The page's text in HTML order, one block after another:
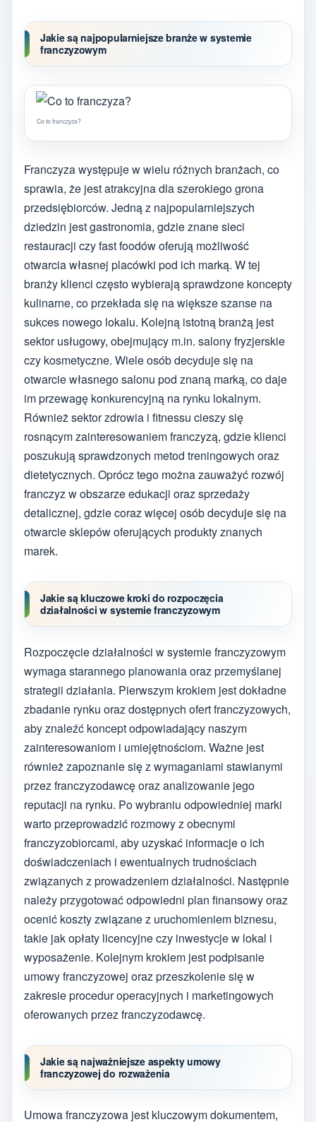
Jakie są najpopularniejsze branże w systemie
franczyzowym
Co to franczyza?
Franczyza występuje w wielu różnych branżach, co
sprawia, że jest atrakcyjna dla szerokiego grona
przedsiębiorców. Jedną z najpopularniejszych
dziedzin jest gastronomia, gdzie znane sieci
restauracji czy fast foodów oferują możliwość
otwarcia własnej placówki pod ich marką. W tej
branży klienci często wybierają sprawdzone koncepty
kulinarne, co przekłada się na większe szanse na
sukces nowego lokalu. Kolejną istotną branżą jest
sektor usługowy, obejmujący m.in. salony fryzjerskie
czy kosmetyczne. Wiele osób decyduje się na
otwarcie własnego salonu pod znaną marką, co daje
im przewagę konkurencyjną na rynku lokalnym.
Również sektor zdrowia i fitnessu cieszy się
rosnącym zainteresowaniem franczyzą, gdzie klienci
poszukują sprawdzonych metod treningowych oraz
dietetycznych. Oprócz tego można zauważyć rozwój
franczyz w obszarze edukacji oraz sprzedaży
detalicznej, gdzie coraz więcej osób decyduje się na
otwarcie sklepów oferujących produkty znanych
marek.
Jakie są kluczowe kroki do rozpoczęcia
działalności w systemie franczyzowym
Rozpoczęcie działalności w systemie franczyzowym
wymaga starannego planowania oraz przemyślanej
strategii działania. Pierwszym krokiem jest dokładne
zbadanie rynku oraz dostępnych ofert franczyzowych,
aby znaleźć koncept odpowiadający naszym
zainteresowaniom i umiejętnościom. Ważne jest
również zapoznanie się z wymaganiami stawianymi
przez franczyzodawcę oraz analizowanie jego
reputacji na rynku. Po wybraniu odpowiedniej marki
warto przeprowadzić rozmowy z obecnymi
franczyzobiorcami, aby uzyskać informacje o ich
doświadczeniach i ewentualnych trudnościach
związanych z prowadzeniem działalności. Następnie
należy przygotować odpowiedni plan finansowy oraz
ocenić koszty związane z uruchomieniem biznesu,
takie jak opłaty licencyjne czy inwestycje w lokal i
wyposażenie. Kolejnym krokiem jest podpisanie
umowy franczyzowej oraz przeszkolenie się w
zakresie procedur operacyjnych i marketingowych
oferowanych przez franczyzodawcę.
Jakie są najważniejsze aspekty umowy
franczyzowej do rozważenia
Umowa franczyzowa jest kluczowym dokumentem,